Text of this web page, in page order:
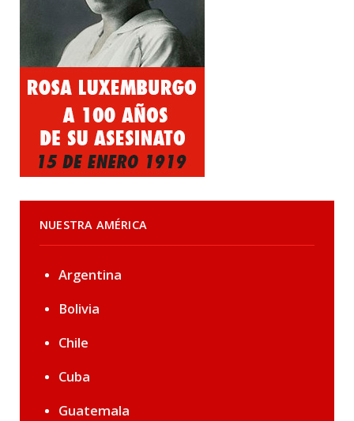
NUESTRA AMÉRICA
Argentina
Bolivia
Chile
Cuba
Guatemala